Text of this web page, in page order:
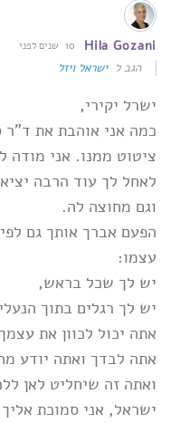
Hila Gozani 10 שנים לפני
הגב לישראל ויזל
ישרל יקירי,
כמה אני אוהבת את ד"ר
ציטוט ממנו. אני
לאחל לך עוד הרבה
וגם מחוצה לה.‏
הפעם אברך אותך גם
עצמו:‏
יש לך שכל בראש,‏
יש לך רגלים בתוך
אתה יכול לכוון את
אתה לבדך ואתה יודע
ואתה זה שיחליט לאן
ישראל, אני סמוכת